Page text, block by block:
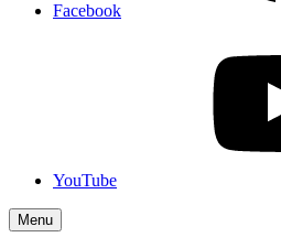
Facebook
YouTube
Menu